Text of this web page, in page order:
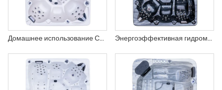
Домашнее использование Сад Массаж Большая джакузи Ванна на открытом воздухе Энергоэффективная гидромассажная ванна на 6 человек для роскошной виллы